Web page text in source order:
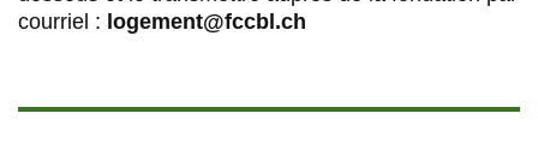
courriel : logement@fccbl.ch